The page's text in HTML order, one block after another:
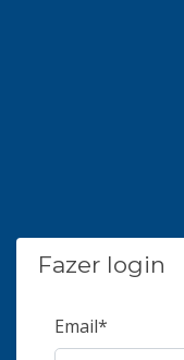
Fazer login
Email*